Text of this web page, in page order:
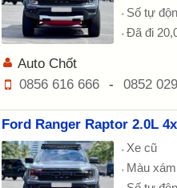
Số tự
Đã đi
Auto Chốt
0856 616 666
- 0852
Ford Ranger Raptor 2.0L
Xe cũ
Màu xám